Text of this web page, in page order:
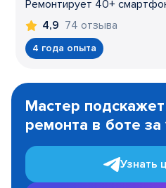
Ремонтирует 40+
4,9 74 отзыва
4 года опыта
1
Мастер
ремонта в боте за
Узнать